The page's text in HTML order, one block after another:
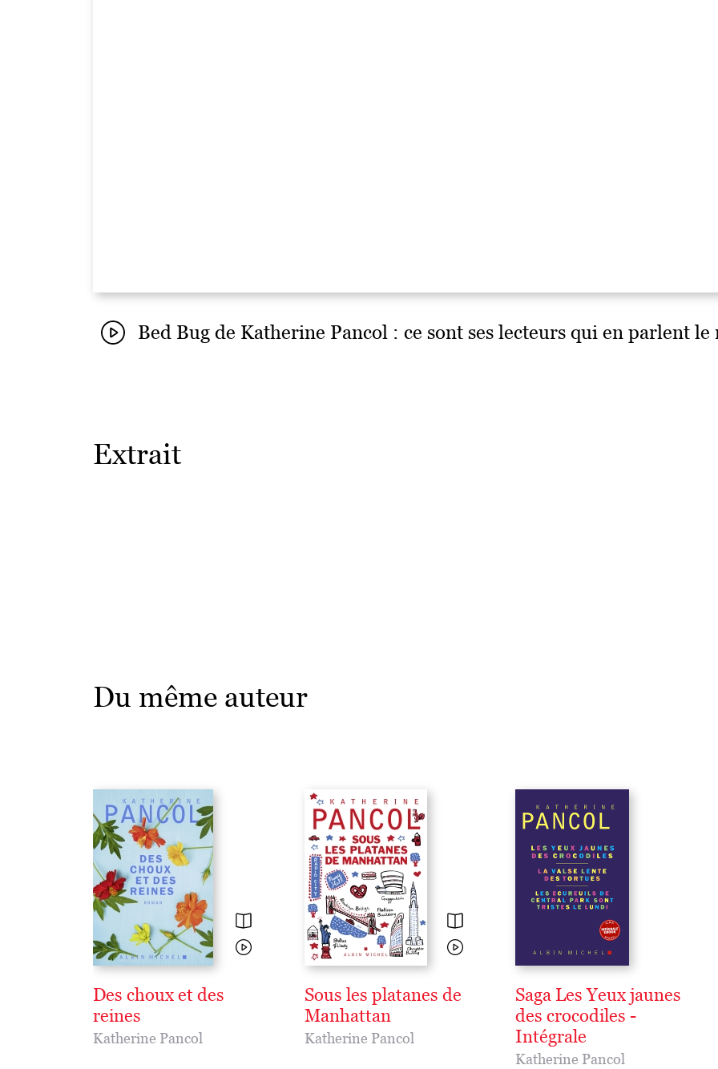
Bed Bug de Katherine Pancol : ce sont ses lecteurs qui en parlent le
Extrait
Du même auteur
Des choux et des
reines
Katherine Pancol
Sous les platanes de
Manhattan
Katherine Pancol
Saga Les Yeux jaunes
des crocodiles -
Intégrale
Katherine Pancol